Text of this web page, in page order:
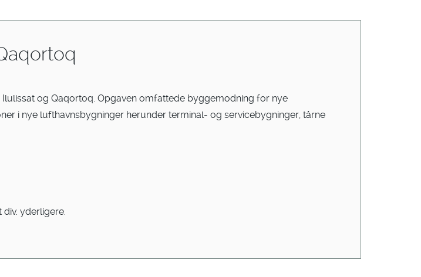
og Qaqortoq. Opgaven omfattede byggemodning for nye
i nye lufthavnsbygninger herunder terminal- og servicebygninger, tårne
yderligere.